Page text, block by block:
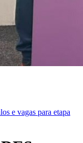
e vagas para etapa